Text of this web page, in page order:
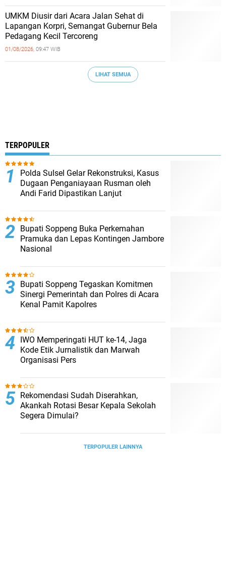
UMKM Diusir dari Acara Jalan Sehat di
Lapangan Korpri, Semangat Gubernur Bela
Pedagang Kecil Tercoreng
01/08/2026, 09:47 WIB
LIHAT SEMUA
TERPOPULER
Polda Sulsel Gelar Rekonstruksi, Kasus
Dugaan Penganiayaan Rusman oleh
Andi Farid Dipastikan Lanjut
Bupati Soppeng Buka Perkemahan
Pramuka dan Lepas Kontingen Jambore
Nasional
Bupati Soppeng Tegaskan Komitmen
Sinergi Pemerintah dan Polres di Acara
Kenal Pamit Kapolres
IWO Memperingati HUT ke-14, Jaga
Kode Etik Jurnalistik dan Marwah
Organisasi Pers
Rekomendasi Sudah Diserahkan,
Akankah Rotasi Besar Kepala Sekolah
Segera Dimulai?
TERPOPULER LAINNYA